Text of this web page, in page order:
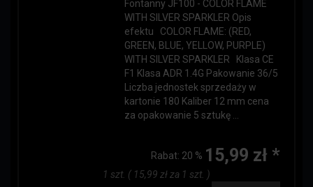
Fontanny JF100 - COLOR FLAME
WITH SILVER SPARKLER Opis
efektu COLOR FLAME: (RED,
GREEN, BLUE, YELLOW, PURPLE)
WITH SILVER SPARKLER Klasa CE
F1 Klasa ADR 1.4G Pakowanie 36/5
Liczba jednostek sprzedaży w
kartonie 180 Kaliber 12 mm cena
za opakowanie 5 sztukę ...
Rabat: 20 % 15,99 zł *
1 szt. ( 15,99 zł za 1 szt. )